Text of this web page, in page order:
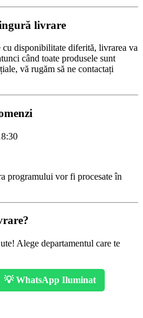
livrare
cu disponibilitate diferită, livrarea va
când toate produsele sunt
vă rugăm să ne contactați
programului vor fi procesate în
Alege departamentul care te
💡 WhatsApp Iluminat